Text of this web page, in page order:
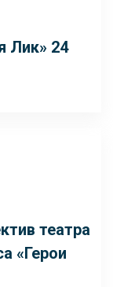
Лик» 24
театра
«Герои